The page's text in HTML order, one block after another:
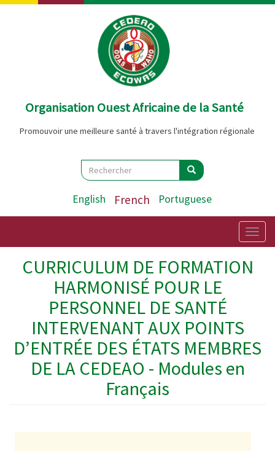
Aller
Organisation Ouest Africaine de la Santé
Promouvoir une meilleure santé à travers l'intégration régionale
Search
Rechercher Rechercher
English French Portuguese
CURRICULUM DE FORMATION
HARMONISÉ POUR LE
PERSONNEL DE SANTÉ
INTERVENANT AUX POINTS
D’ENTRÉE DES ÉTATS MEMBRES
DE LA CEDEAO - Modules en
Français